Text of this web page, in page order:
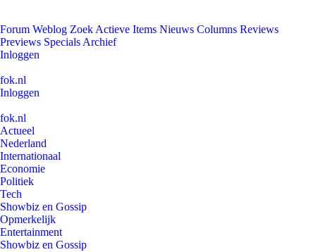
Forum Weblog Zoek Actieve Items Nieuws Columns Reviews
Previews Specials Archief
Inloggen
fok.nl
Inloggen
fok.nl
Actueel
Nederland
Internationaal
Economie
Politiek
Tech
Showbiz en Gossip
Opmerkelijk
Entertainment
Showbiz en Gossip